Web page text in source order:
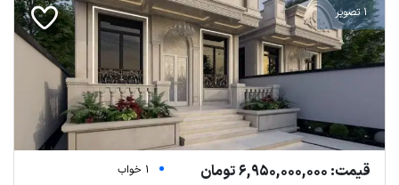
1 تصویر
قیمت: 6,950,000,000 تومان
1 خواب